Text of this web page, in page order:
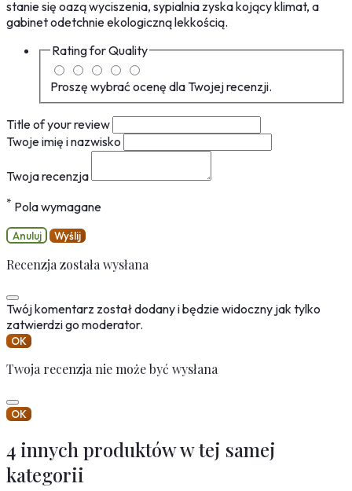
stanie się oazą wyciszenia, sypialnia zyska kojący klimat, a
gabinet odetchnie ekologiczną lekkością.
Rating forQuality
Proszę wybrać ocenę dla Twojej recenzji.
Title of your review
Twoje imię i nazwisko
Twoja recenzja
* Pola wymagane
Anuluj Wyślij
Recenzja została wysłana
Twój komentarz został dodany i będzie widoczny jak tylko
zatwierdzi go moderator.
OK
Twoja recenzja nie może być wysłana
OK
4 innych produktów w tej samej
kategorii